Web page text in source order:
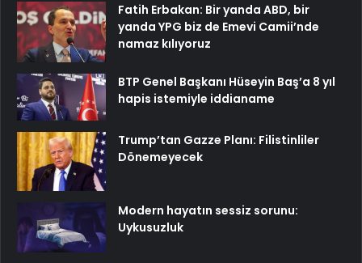
Fatih Erbakan: Bir yanda ABD, bir
yanda YPG biz de Emevi Camii’nde
namaz kılıyoruz
BTP Genel Başkanı Hüseyin Baş’a 8 yıl
hapis istemiyle iddianame
Trump’tan Gazze Planı: Filistinliler
Dönemeyecek
Modern hayatın sessiz sorunu:
Uykusuzluk